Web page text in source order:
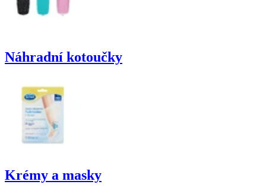
Náhradní kotoučky
Krémy a masky